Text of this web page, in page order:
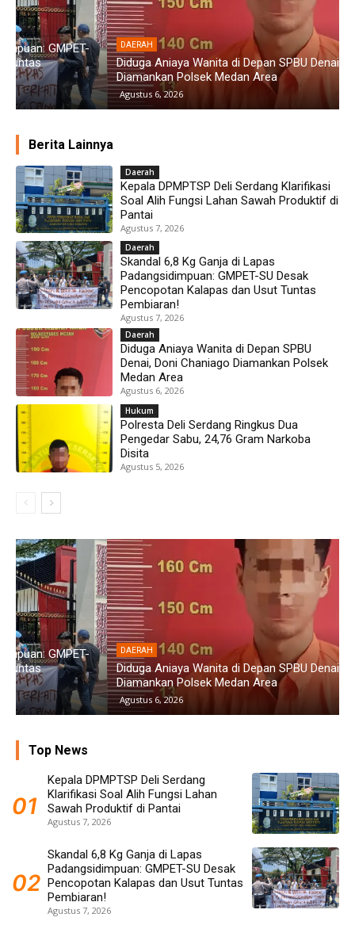
DAERAH
Diduga Aniaya Wanita di Depan SPBU Denai, Doni Chaniago
Diamankan Polsek Medan Area
Agustus 6, 2026
Berita Lainnya
Daerah
Kepala DPMPTSP Deli Serdang Klarifikasi
Soal Alih Fungsi Lahan Sawah Produktif di
Pantai
Agustus 7, 2026
Daerah
Skandal 6,8 Kg Ganja di Lapas
Padangsidimpuan: GMPET-SU Desak
Pencopotan Kalapas dan Usut Tuntas
Pembiaran!
Agustus 7, 2026
Daerah
Diduga Aniaya Wanita di Depan SPBU
Denai, Doni Chaniago Diamankan Polsek
Medan Area
Agustus 6, 2026
Hukum
Polresta Deli Serdang Ringkus Dua
Pengedar Sabu, 24,76 Gram Narkoba
Disita
Agustus 5, 2026
DAERAH
Diduga Aniaya Wanita di Depan SPBU Denai, Doni Chaniago
Diamankan Polsek Medan Area
Agustus 6, 2026
Top News
Kepala DPMPTSP Deli Serdang
Klarifikasi Soal Alih Fungsi Lahan
Sawah Produktif di Pantai
Agustus 7, 2026
Skandal 6,8 Kg Ganja di Lapas
Padangsidimpuan: GMPET-SU Desak
Pencopotan Kalapas dan Usut Tuntas
Pembiaran!
Agustus 7, 2026